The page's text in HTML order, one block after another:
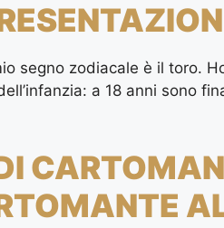
segno zodiacale è il toro.
a 18 anni sono